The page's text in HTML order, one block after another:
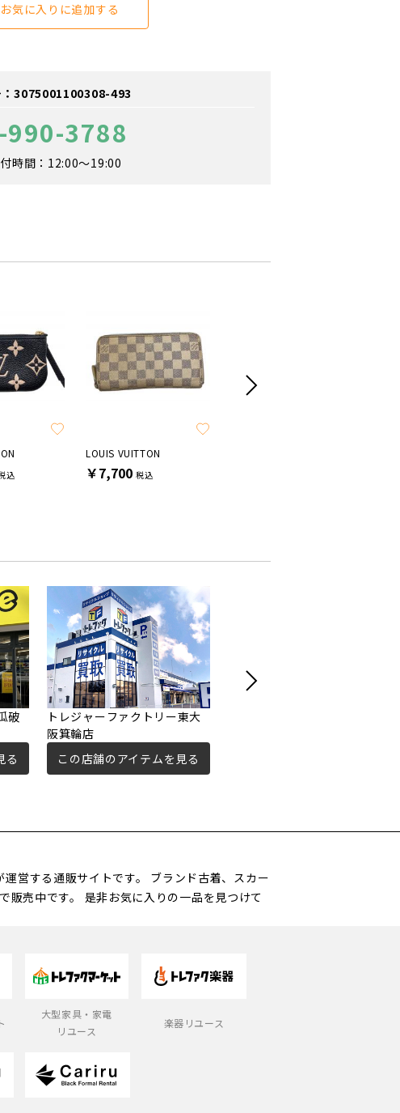
気に入りに追加する
：3075001100308-493
990-3788
時間：12:00～19:00
込
LOUIS VUITTON
￥7,700 税込
破
る
トレジャーファクトリー東大
阪箕輪店
この店舗のアイテムを見る
営する通販サイトです。 ブランド古着、スカー
販売中です。 是非お気に入りの一品を見つけて
大型家具・家電
リユース
楽器リユース